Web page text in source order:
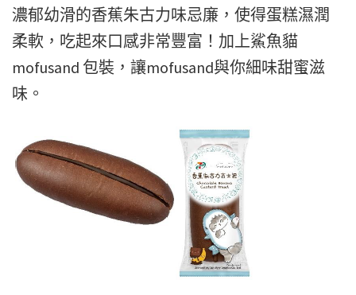
濃郁幼滑的香蕉朱古力味忌廉，使得蛋糕濕潤
柔軟，吃起來口感非常豐富！加上鯊魚貓
mofusand 包裝，讓mofusand與你細味甜蜜滋
味。